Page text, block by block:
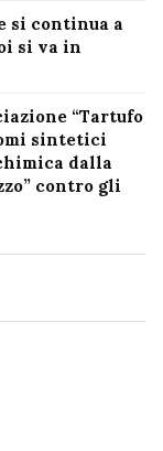
si continua a
si va in
“Tartufo
sintetici
dalla
contro gli